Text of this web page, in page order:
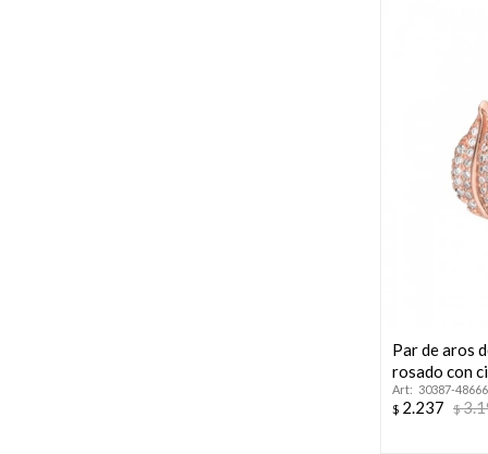
Par de aros
rosado con
30387-
$ 2.237 $